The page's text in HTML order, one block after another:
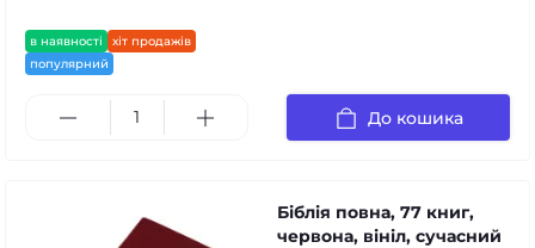
в наявності
хіт продажів
популярний
До кошика
Біблія повна, 77 книг,
червона, вініл, сучасний